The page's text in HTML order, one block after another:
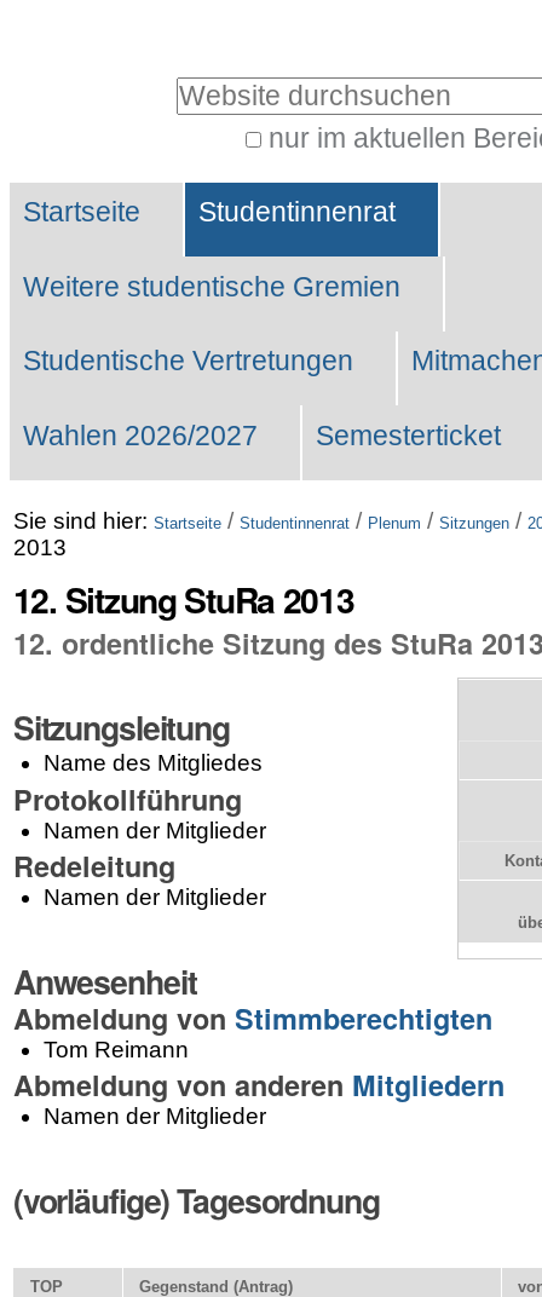
Website durchsuchen
nur im aktuellen
Suche…
Sektionen
Startseite Studentinnenrat
Weitere studentische Gremien
Studentische Vertretungen
Wahlen 2026/2027 Semesterticket
Sie sind hier: Startseite / Studentinnenrat / Plenum / Sitzungen /
2013
12. Sitzung StuRa 2013
12. ordentliche Sitzung des StuRa
Sitzungsleitung
Name des Mitgliedes
Protokollführung
Namen der Mitglieder
Redeleitung
Namen der Mitglieder
Anwesenheit
Abmeldung von Stimmberechtigten
Tom Reimann
Abmeldung von anderen Mitgliedern
Namen der Mitglieder
(vorläufige) Tagesordnung
TOP Gegenstand (Antrag)